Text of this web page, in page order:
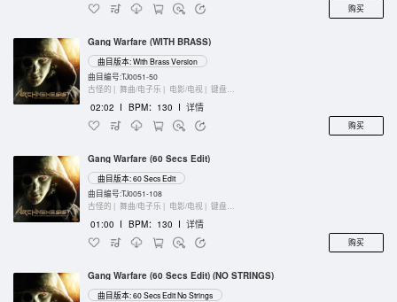
购买
Gang Warfare (WITH BRASS)
曲目版本: With Brass Version
曲目编号:TJ0051-50
古怪的 | 舞曲/电子乐 | 电影/电视 | 键盘乐器
02:02 I BPM：130 I 详情
购买
Gang Warfare (60 Secs Edit)
曲目版本: 60 Secs Edit
曲目编号:TJ0051-108
古怪的 | 舞曲/电子乐 | 电影/电视 | 键盘乐器
01:00 I BPM：130 I 详情
购买
Gang Warfare (60 Secs Edit) (NO STRINGS)
曲目版本: 60 Secs Edit No Strings